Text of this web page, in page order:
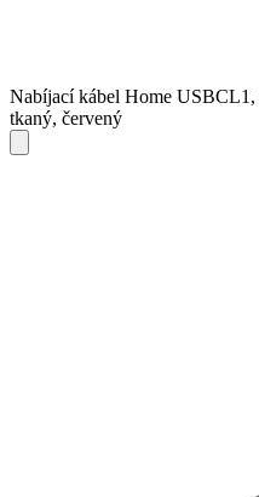
Nabíjací kábel Home
tkaný, červený